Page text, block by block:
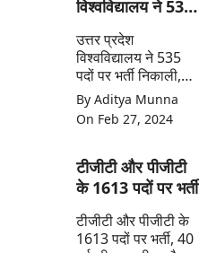
विश्वविद्यालय ने 535
पदों पर भर्ती निकाली
उत्तर प्रदेश
विश्वविद्यालय ने 535
पदों पर भर्ती निकाली,
आयु सीमा 40 साल तक
और 1 लाख से अधिक
की सैलरी।
By Aditya Munna
On Feb 27, 2024
टीजीटी और पीजीटी
के 1613 पदों पर भर्ती
टीजीटी और पीजीटी के
1613 पदों पर भर्ती, 40